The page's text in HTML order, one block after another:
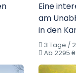
Eine
am
in den
3 Tage /
Ab 2295 ₴